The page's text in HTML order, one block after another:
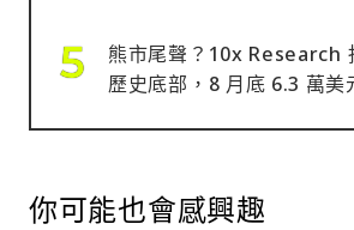
熊市尾聲？10x Research
歷史底部，8 月底 6.3 萬美
你可能也會感興趣